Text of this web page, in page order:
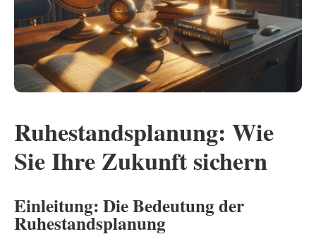
Ruhestandsplanung: Wie
Sie Ihre Zukunft sichern
Einleitung: Die Bedeutung der
Ruhestandsplanung